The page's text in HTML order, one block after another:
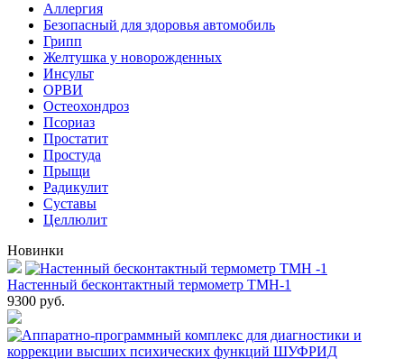
Аллергия
Безопасный для здоровья автомобиль
Грипп
Желтушка у новорожденных
Инсульт
ОРВИ
Остеохондроз
Пcориаз
Простатит
Простуда
Прыщи
Радикулит
Суставы
Целлюлит
Новинки
Настенный бесконтактный термометр ТМН-1
9300 руб.